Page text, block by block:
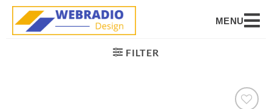
MENU
FILTER